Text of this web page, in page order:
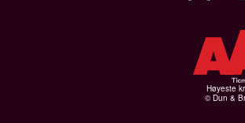
Høyeste
© Dun &